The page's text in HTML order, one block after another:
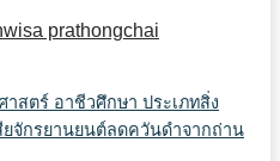
prathongchai
สตร์ อาชีวศึกษา ประเภทสิ่ง
ยจักรยานยนต์ลดควันดำจากถ่าน